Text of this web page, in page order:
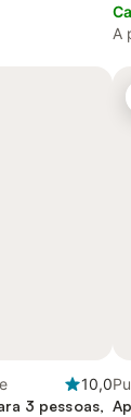
A
10,0
3 pessoas,